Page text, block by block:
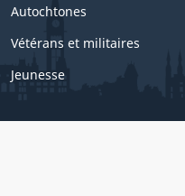
Autochtones
Vétérans et militaires
Jeunesse